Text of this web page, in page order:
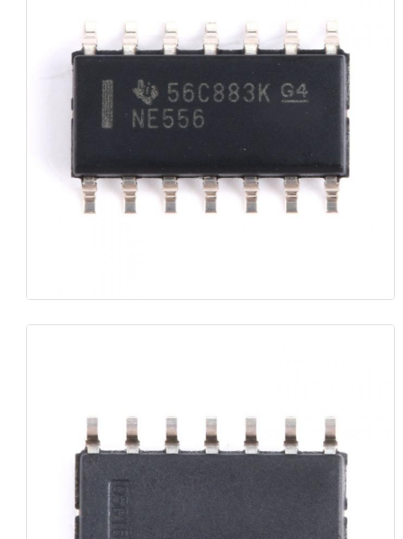
ADC DAC
Радиочастотные интегральные схемы
Электронные компоненты
Полупроводниковое реле
Антенна связи